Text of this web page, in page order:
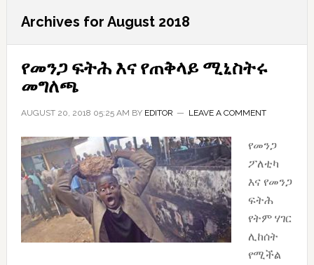
Archives for August 2018
የመንጋ ፍትሕ እና የጠቅላይ ሚኒስትሩ
መግለጫ
AUGUST 20, 2018 05:25 AM BY EDITOR LEAVE A COMMENT
የመንጋ
ፖለቲካ
እና የመንጋ
ፍትሕ
የትም ሃገር
ሊከሰት
የሚችል